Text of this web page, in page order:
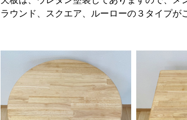
ラウンド、スクエア、ルーローの３タイプが